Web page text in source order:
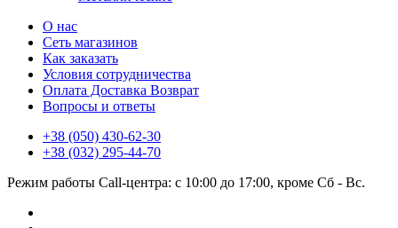
О нас
Сеть магазинов
Как заказать
Условия сотрудничества
Оплата Доставка Возврат
Вопросы и ответы
+38 (050) 430-62-30
+38 (032) 295-44-70
Режим работы Call-центра: с 10:00 до 17:00, кроме Сб - Вс.